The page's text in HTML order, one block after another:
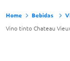
Bebidas
Vino tinto Chateau
Cerveza